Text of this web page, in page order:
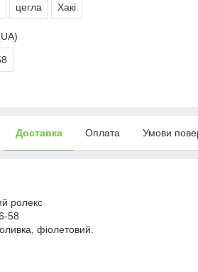
цегла Хакі
Доставка Оплата Умови
ролекс
58
фіолетовий.